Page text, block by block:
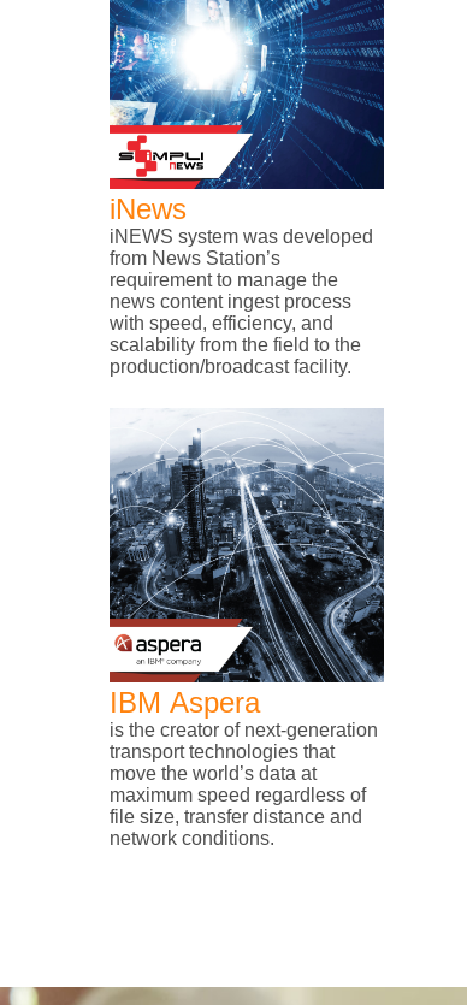
iNews
iNEWS system was developed
from News Station’s
requirement to manage the
news content ingest process
with speed, efficiency, and
scalability from the field to the
production/broadcast facility.
IBM Aspera
is the creator of next-generation
transport technologies that
move the world’s data at
maximum speed regardless of
file size, transfer distance and
network conditions.